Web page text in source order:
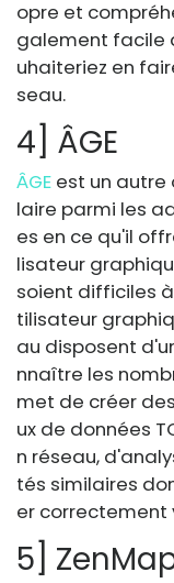
opre et
galement facile
uhaiteriez en
seau.
4] ÂGE
ÂGE est un autre
laire parmi les
es en ce qu'il
lisateur
soient difficiles
tilisateur
au disposent
nnaître les
met de créer
ux de données
n réseau,
tés similaires
er correctement
5]